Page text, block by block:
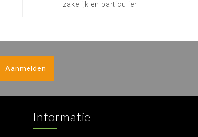
zakelijk en particulier
Aanmelden
Informatie